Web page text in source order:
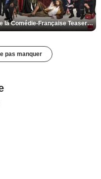
De la Comédie-Française Teaser VF
pas manquer